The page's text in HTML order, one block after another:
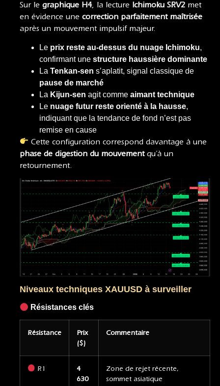
Sur le graphique H4, la lecture Ichimoku SRV2 met
en évidence une correction parfaitement maîtrisée
après un mouvement impulsif majeur.
Le prix reste au-dessus du nuage Ichimoku,
confirmant une structure haussière dominante
La Tenkan-sen s’aplatit, signal classique de
pause de marché
La Kijun-sen agit comme aimant technique
Le nuage futur reste orienté à la hausse,
indiquant que la tendance de fond n’est pas
remise en cause
Cette configuration correspond davantage à une
phase de digestion du mouvementqu’à un
retournement.
Niveaux techniques XAUUSD à surveiller
Résistances clés
Résistance
Prix
($)
Commentaire
R1
4
630
Zone de rejet récente,
sommet asiatique